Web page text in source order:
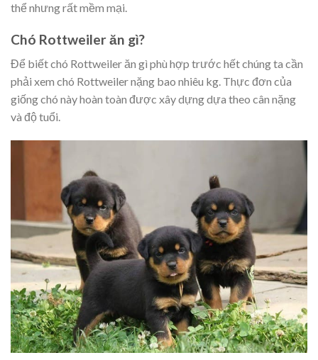
thể nhưng rất mềm mại.
Chó Rottweiler ăn gì?
Để biết chó Rottweiler ăn gì phù hợp trước hết chúng ta cần
phải xem chó Rottweiler nặng bao nhiêu kg. Thực đơn của
giống chó này hoàn toàn được xây dựng dựa theo cân nặng
và độ tuổi.